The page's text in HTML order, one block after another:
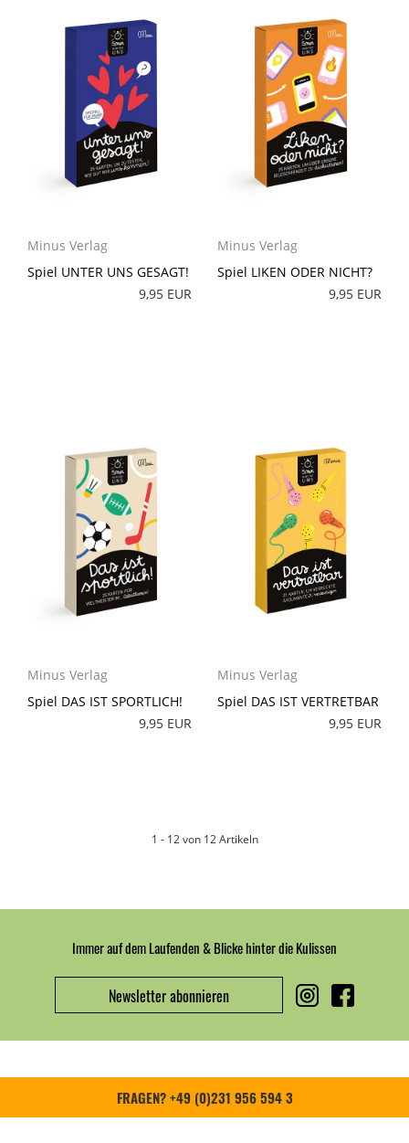
Minus Verlag
Spiel UNTER UNS GESAGT!
9,95 EUR
Minus Verlag
Spiel LIKEN ODER NICHT?
9,95 EUR
Minus Verlag
Spiel DAS IST SPORTLICH!
9,95 EUR
Minus Verlag
Spiel DAS IST VERTRETBAR
9,95 EUR
1 - 12 von 12 Artikeln
Immer auf dem Laufenden & Blicke hinter die Kulissen
Newsletter abonnieren
FRAGEN? +49 (0)231 956 594 3